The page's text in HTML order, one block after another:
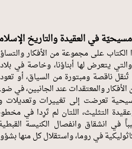
في العقيدة والتاريخ
على مجموعة من الأفكار
والتي يتعرض لها أبناؤنا، وخاصة في
تُنقل ناقصة ومبتورة من السياق، أو
الأفكار والمعتقدات عند الجانبين، في
تعرضت إلى تغييرات
التثليث، اللتان لم تَرِدا في
في انشقاق وانفصال الكنيسة
في روما، واستقلال كل منها